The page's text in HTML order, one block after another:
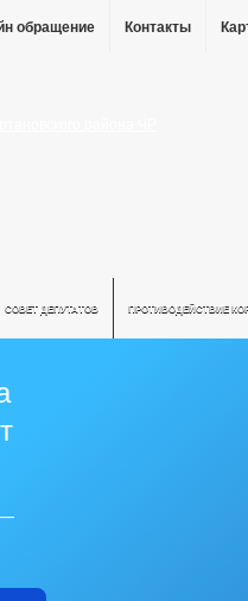
обращение Контакты
СОВЕТ ДЕПУТАТОВ ПРОТИВОДЕЙСТВИЕ
—